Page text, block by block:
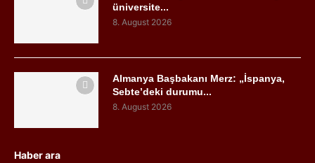
üniversite...
8. August 2026
Almanya Başbakanı Merz: „İspanya,
Sebte’deki durumu...
8. August 2026
Haber ara